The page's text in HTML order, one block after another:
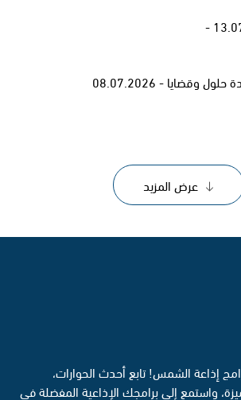
وقضايا - 08.07.2026
عرض المزيد
إذاعة الشمس! تابع أحدث الحوارات،
واستمع إلى برامجك الإذاعية المفضلة في